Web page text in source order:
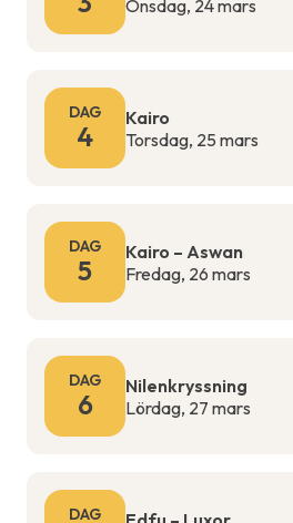
Onsdag, 24 mars
DAG
4
Kairo
Torsdag, 25 mars
DAG
5
Kairo – Aswan
Fredag, 26 mars
DAG
6
Nilenkryssning
Lördag, 27 mars
DAG